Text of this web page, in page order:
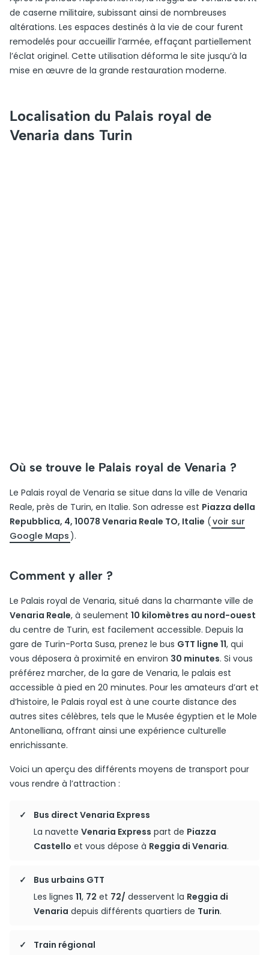
de caserne militaire, subissant ainsi de nombreuses
altérations. Les espaces destinés à la vie de cour furent
remodelés pour accueillir l’armée, effaçant partiellement
l’éclat originel. Cette utilisation déforma le site jusqu’à la
mise en œuvre de la grande restauration moderne.
Localisation du Palais royal de
Venaria dans Turin
Où se trouve le Palais royal de Venaria ?
Le Palais royal de Venaria se situe dans la ville de Venaria
Reale, près de Turin, en Italie. Son adresse est Piazza della
Repubblica, 4, 10078 Venaria Reale TO, Italie (voir sur
Google Maps ).
Comment y aller ?
Le Palais royal de Venaria, situé dans la charmante ville de
Venaria Reale, à seulement 10 kilomètres au nord-ouest
du centre de Turin, est facilement accessible. Depuis la
gare de Turin-Porta Susa, prenez le bus GTT ligne 11, qui
vous déposera à proximité en environ 30 minutes. Si vous
préférez marcher, de la gare de Venaria, le palais est
accessible à pied en 20 minutes. Pour les amateurs d’art et
d’histoire, le Palais royal est à une courte distance des
autres sites célèbres, tels que le Musée égyptien et le Mole
Antonelliana, offrant ainsi une expérience culturelle
enrichissante.
Voici un aperçu des différents moyens de transport pour
vous rendre à l’attraction :
Bus direct Venaria Express
La navette Venaria Express part de Piazza
Castello et vous dépose à Reggia di Venaria.
Bus urbains GTT
Les lignes 11, 72 et 72/ desservent la Reggia di
Venaria depuis différents quartiers de Turin.
Train régional